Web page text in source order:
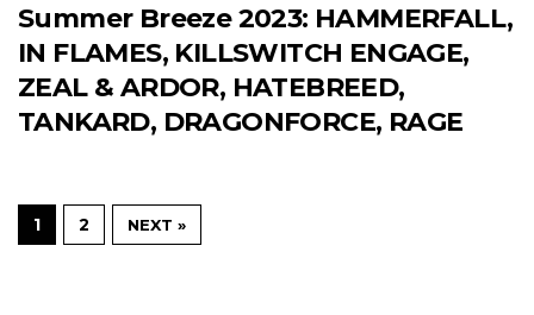
Summer Breeze 2023: HAMMERFALL,
IN FLAMES, KILLSWITCH ENGAGE,
ZEAL & ARDOR, HATEBREED,
TANKARD, DRAGONFORCE, RAGE
1 2 NEXT »